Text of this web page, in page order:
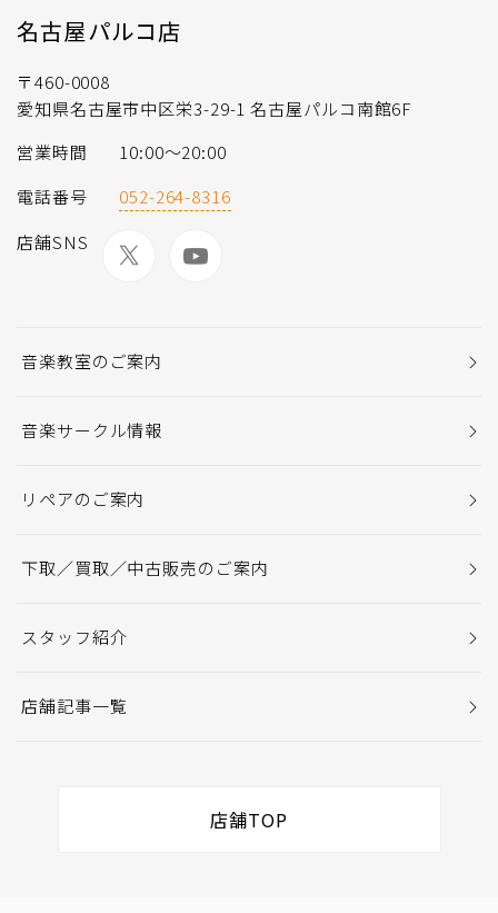
名古屋パルコ店
〒460-0008
愛知県名古屋市中区栄3-29-1 名古屋パルコ南館6F
営業時間
10:00～20:00
電話番号
052-264-8316
店舗SNS
音楽教室のご案内
音楽サークル情報
リペアのご案内
下取／買取／中古販売のご案内
スタッフ紹介
店舗記事一覧
店舗TOP